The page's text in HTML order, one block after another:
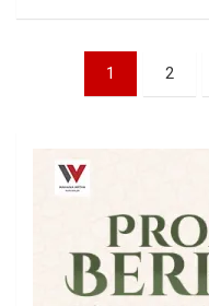
Paginasi
1 2